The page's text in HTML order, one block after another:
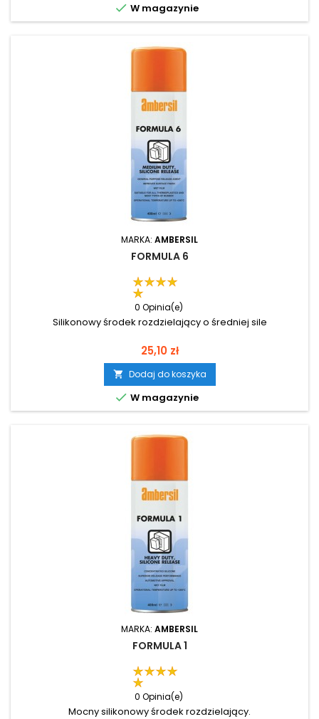
 W magazynie
MARKA: AMBERSIL
FORMULA 6
0 Opinia(e)
Silikonowy środek rozdzielający o średniej sile
Cena
25,10 zł
 Dodaj do koszyka
 W magazynie
MARKA: AMBERSIL
FORMULA 1
0 Opinia(e)
Mocny silikonowy środek rozdzielający.